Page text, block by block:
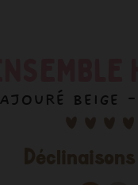
AJOURÉ BEIGE -